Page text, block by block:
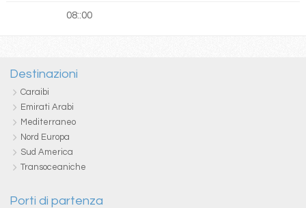
08::00
Destinazioni
Caraibi
Emirati Arabi
Mediterraneo
Nord Europa
Sud America
Transoceaniche
Porti di partenza